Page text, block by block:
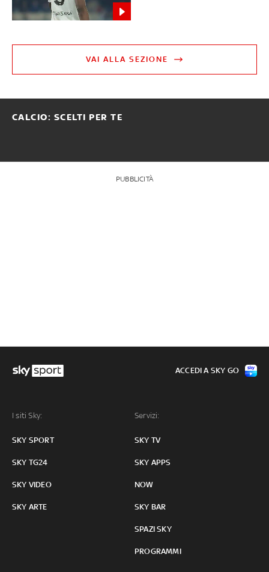
VAI ALLA SEZIONE
CALCIO: SCELTI PER TE
PUBBLICITÀ
I siti Sky:
SKY SPORT
SKY TG24
SKY VIDEO
SKY ARTE
Servizi:
SKY TV
SKY APPS
NOW
SKY BAR
SPAZI SKY
PROGRAMMI
ACCEDI A SKY GO